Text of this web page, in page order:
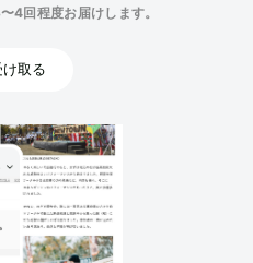
4回程度お届けします。
け取る